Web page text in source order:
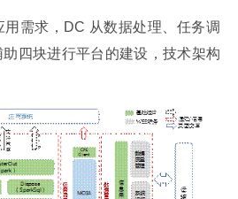
需求，DC 从数据处理、任务调
四块进行平台的建设，技术架构